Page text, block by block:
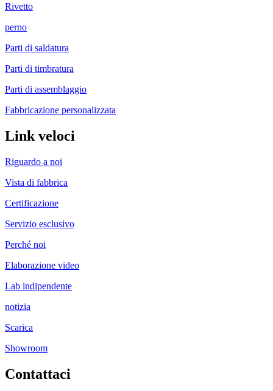
Rivetto
perno
Parti di saldatura
Parti di timbratura
Parti di assemblaggio
Fabbricazione personalizzata
Link veloci
Riguardo a noi
Vista di fabbrica
Certificazione
Servizio esclusivo
Perché noi
Elaborazione video
Lab indipendente
notizia
Scarica
Showroom
Contattaci